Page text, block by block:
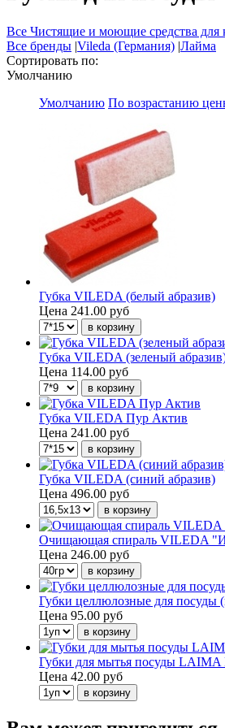
Все Чистящие и моющие средства для
Все бренды |Vileda (Германия) |Лайма
Сортировать по:
Умолчанию
Умолчанию По возрастанию
Губка VILEDA (белый абразив)
Цена 241.00 руб
Губка VILEDA (зеленый
Цена 114.00 руб
Губка VILEDA Пур Актив
Цена 241.00 руб
Губка VILEDA (синий абразив)
Цена 496.00 руб
Очищающая спираль VILEDA
Цена 246.00 руб
Губки целлюлозные для
Цена 95.00 руб
Губки для мытья посуды LAIMA
Цена 42.00 руб